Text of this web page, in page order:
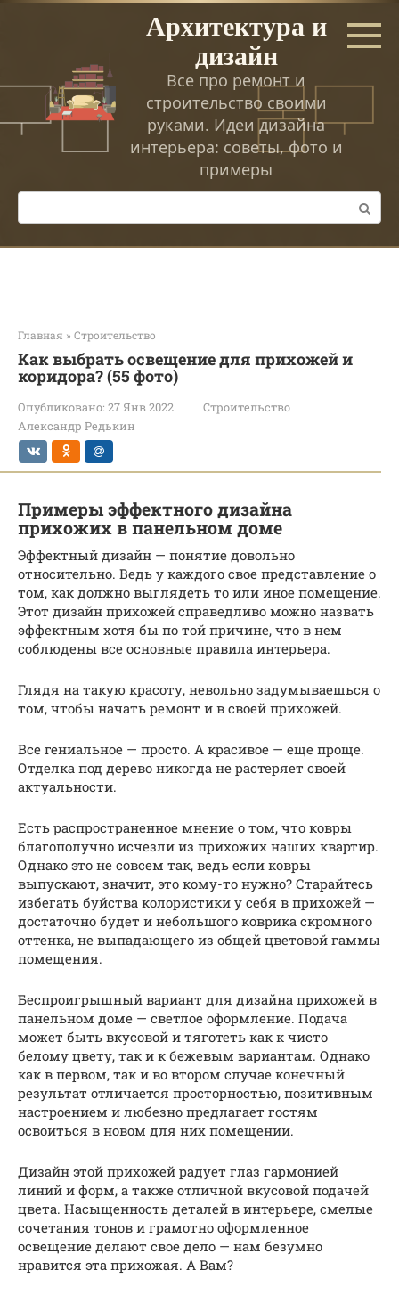
Перейти
Архитектура и
дизайн
Все про ремонт и
строительство своими
руками. Идеи дизайна
интерьера: советы, фото и
примеры
Поиск:
Главная » Строительство
Как выбрать освещение для прихожей и
коридора? (55 фото)
Опубликовано: 27 Янв 2022
Строительство
Александр Редькин
Примеры эффектного дизайна
прихожих в панельном доме
Эффектный дизайн — понятие довольно
относительно. Ведь у каждого свое представление о
том, как должно выглядеть то или иное помещение.
Этот дизайн прихожей справедливо можно назвать
эффектным хотя бы по той причине, что в нем
соблюдены все основные правила интерьера.
Глядя на такую красоту, невольно задумываешься о
том, чтобы начать ремонт и в своей прихожей.
Все гениальное — просто. А красивое — еще проще.
Отделка под дерево никогда не растеряет своей
актуальности.
Есть распространенное мнение о том, что ковры
благополучно исчезли из прихожих наших квартир.
Однако это не совсем так, ведь если ковры
выпускают, значит, это кому-то нужно? Старайтесь
избегать буйства колористики у себя в прихожей —
достаточно будет и небольшого коврика скромного
оттенка, не выпадающего из общей цветовой гаммы
помещения.
Беспроигрышный вариант для дизайна прихожей в
панельном доме — светлое оформление. Подача
может быть вкусовой и тяготеть как к чисто
белому цвету, так и к бежевым вариантам. Однако
как в первом, так и во втором случае конечный
результат отличается просторностью, позитивным
настроением и любезно предлагает гостям
освоиться в новом для них помещении.
Дизайн этой прихожей радует глаз гармонией
линий и форм, а также отличной вкусовой подачей
цвета. Насыщенность деталей в интерьере, смелые
сочетания тонов и грамотно оформленное
освещение делают свое дело — нам безумно
нравится эта прихожая. А Вам?